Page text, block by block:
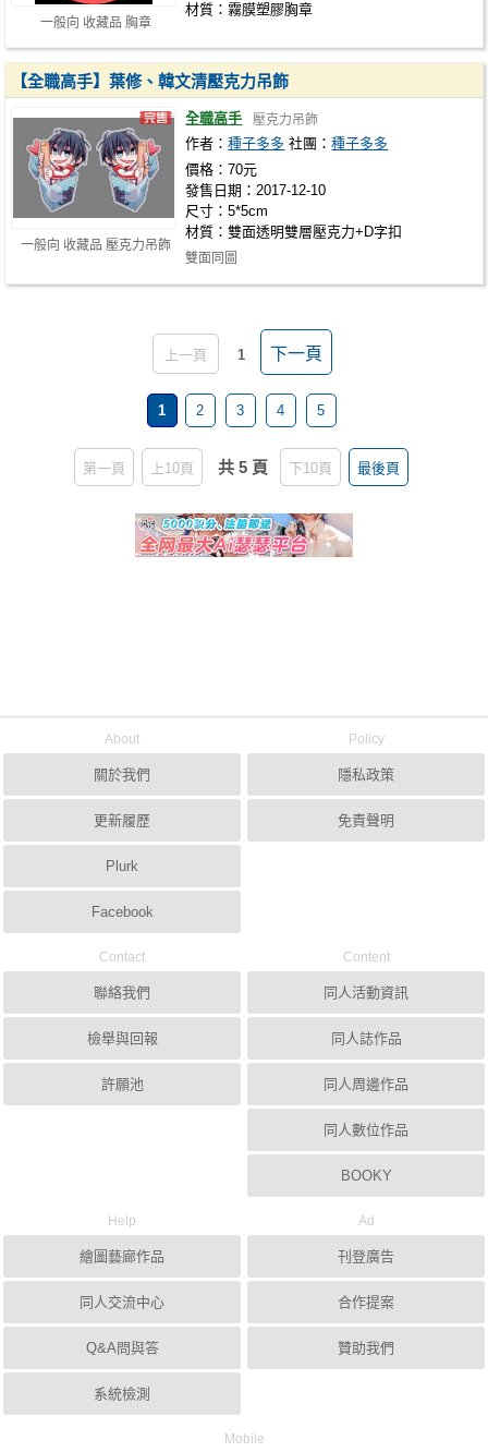
一般向 收藏品 胸章
材質：霧膜塑膠胸章
一般向 收藏品 壓克力吊飾
【全職高手】葉修、韓文清壓克力吊飾
全職高手 壓克力吊飾
作者：種子多多 社團：種子多多
價格：70元
發售日期：2017-12-10
尺寸：5*5cm
材質：雙面透明雙層壓克力+D字扣
雙面同圖
上一頁 1 下一頁
1 2 3 4 5
第一頁 上10頁 共 5 頁 下10頁 最後頁
About
關於我們
更新履歷
Plurk
Facebook
Policy
隱私政策
免責聲明
Contact
聯絡我們
檢舉與回報
許願池
Content
同人活動資訊
同人誌作品
同人周邊作品
同人數位作品
BOOKY
Help
繪圖藝廊作品
同人交流中心
Q&A問與答
系統檢測
Ad
刊登廣告
合作提案
贊助我們
Mobile